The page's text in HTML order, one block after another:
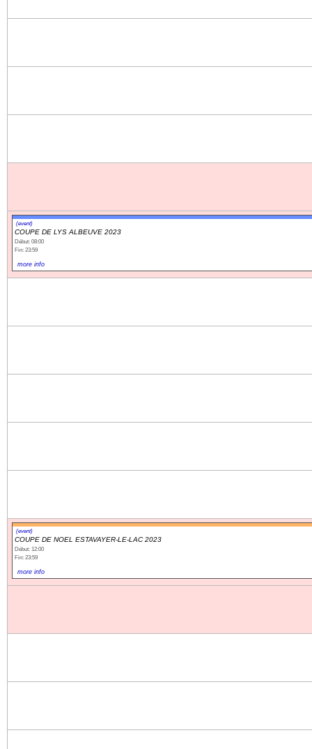
(event)
COUPE DE LYS ALBEUVE 2023
Début: 08:00
Fin: 23:59
more info
(event)
COUPE DE NOEL ESTAVAYER-LE-LAC 2023
Début: 12:00
Fin: 23:59
more info